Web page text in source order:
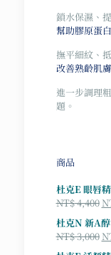
鎖水保濕、
幫助膠原蛋
撫平細紋、
改善熟齡肌
進一步調理
題。
商品
杜克E 眼唇
NT$4,400原
價
杜克N 新A
NT$3,000原